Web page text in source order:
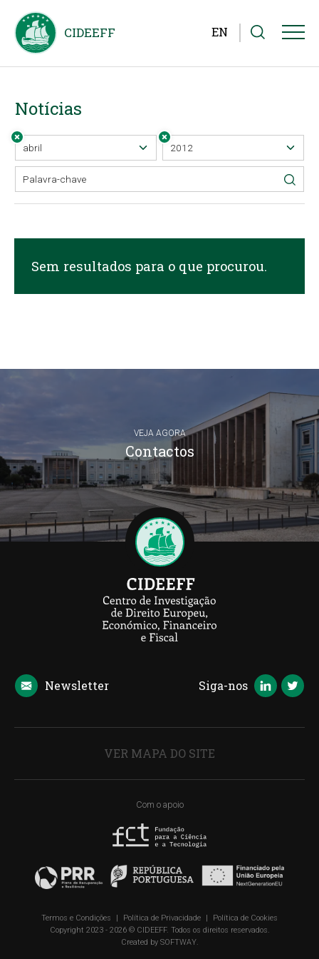
EN
Notícias
Sem resultados para o que procurou.
VEJA AGORA
Contactos
Newsletter Siga-nos
VER MAPA DO SITE
Com o apoio
Termos e Condições | Política de Privacidade |
Política de Cookies
Copyright 2023 - 2026 © CIDEEFF. Todos os direitos reservados.
Created by SOFTWAY.